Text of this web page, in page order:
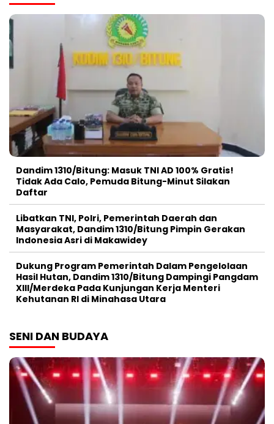
Dandim 1310/Bitung: Masuk TNI AD 100% Gratis!
Tidak Ada Calo, Pemuda Bitung-Minut Silakan
Daftar
Libatkan TNI, Polri, Pemerintah Daerah dan
Masyarakat, Dandim 1310/Bitung Pimpin Gerakan
Indonesia Asri di Makawidey
Dukung Program Pemerintah Dalam Pengelolaan
Hasil Hutan, Dandim 1310/Bitung Dampingi Pangdam
XIII/Merdeka Pada Kunjungan Kerja Menteri
Kehutanan RI di Minahasa Utara
SENI DAN BUDAYA